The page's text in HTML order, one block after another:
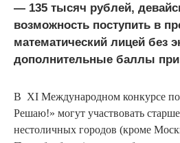
— 135 тысяч рублей,
возможность поступить в
математический лицей без
дополнительные баллы при
В XI Международном конкурсе по
Решаю!» могут участвовать
нестоличных городов (кроме